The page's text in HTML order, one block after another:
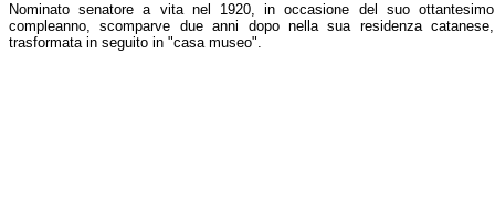
Nominato senatore a vita nel 1920, in occasione del suo ottantesimo
compleanno, scomparve due anni dopo nella sua residenza catanese,
trasformata in seguito in "casa museo".